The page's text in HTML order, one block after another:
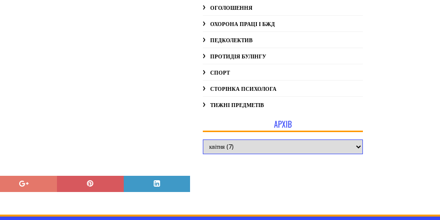
ОГОЛОШЕННЯ
ОХОРОНА ПРАЦІ І БЖД
ПЕДКОЛЕКТИВ
ПРОТИДІЯ БУЛІНГУ
СПОРТ
СТОРІНКА ПСИХОЛОГА
ТИЖНІ ПРЕДМЕТІВ
АРХІВ